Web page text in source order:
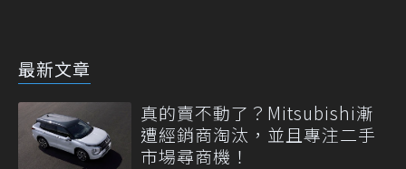
最新文章
真的賣不動了？Mitsubishi漸
遭經銷商淘汰，並且專注二手
市場尋商機！